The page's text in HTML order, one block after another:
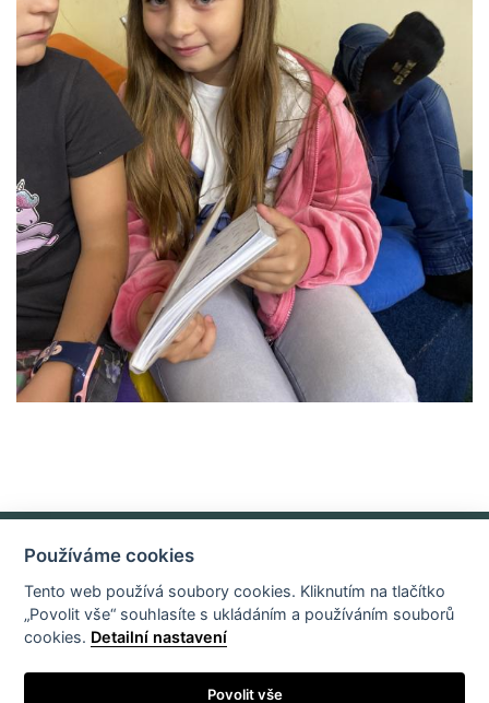
Základní údaje o organizaci
Používáme cookies
Tento web používá soubory cookies. Kliknutím na tlačítko
„Povolit vše“ souhlasíte s ukládáním a používáním souborů
cookies. Detailní nastavení
Povolit vše